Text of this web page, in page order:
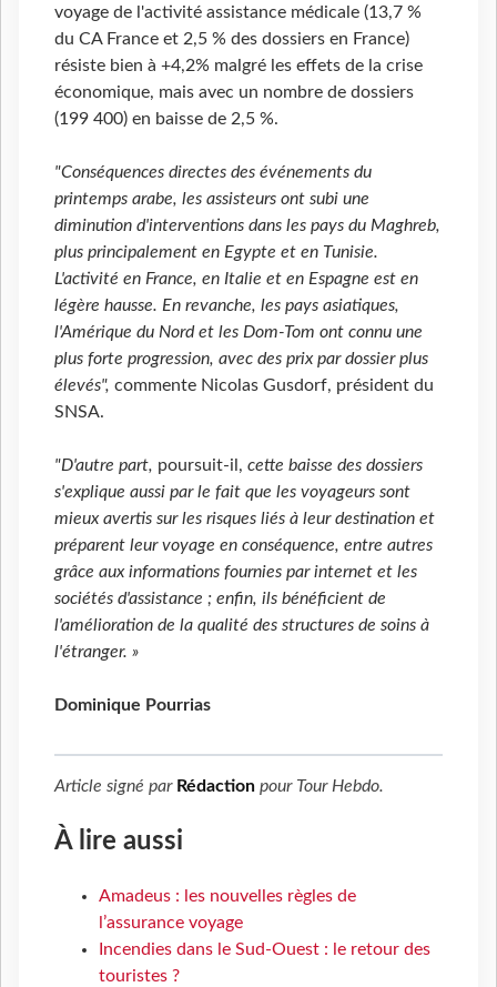
voyage de l'activité assistance médicale (13,7 %
du CA France et 2,5 % des dossiers en France)
résiste bien à +4,2% malgré les effets de la crise
économique, mais avec un nombre de dossiers
(199 400) en baisse de 2,5 %.
"Conséquences directes des événements du
printemps arabe, les assisteurs ont subi une
diminution d'interventions dans les pays du Maghreb,
plus principalement en Egypte et en Tunisie.
L'activité en France, en Italie et en Espagne est en
légère hausse. En revanche, les pays asiatiques,
l'Amérique du Nord et les Dom-Tom ont connu une
plus forte progression, avec des prix par dossier plus
élevés", commente Nicolas Gusdorf, président du
SNSA.
"D'autre part, poursuit-il, cette baisse des dossiers
s'explique aussi par le fait que les voyageurs sont
mieux avertis sur les risques liés à leur destination et
préparent leur voyage en conséquence, entre autres
grâce aux informations fournies par internet et les
sociétés d'assistance ; enfin, ils bénéficient de
l'amélioration de la qualité des structures de soins à
l'étranger. »
Dominique Pourrias
Article signé par Rédaction pour Tour Hebdo.
À lire aussi
Amadeus : les nouvelles règles de
l’assurance voyage
Incendies dans le Sud-Ouest : le retour des
touristes ?